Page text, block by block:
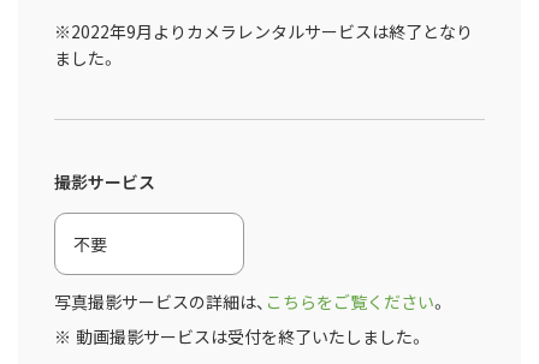
※2022年9月よりカメラレンタルサービスは終了となり
ました。
撮影サービス
写真撮影サービスの詳細は、 こちらをご覧ください。
動画撮影サービスは受付を終了いたしました。